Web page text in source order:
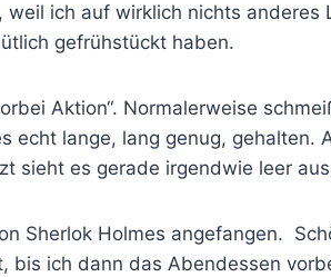
ich auf wirklich nichts anderes
gefrühstückt haben.
Aktion“. Normalerweise
echt lange, lang genug, gehalten.
sieht es gerade irgendwie leer
Sherlok Holmes angefangen.
ich dann das Abendessen